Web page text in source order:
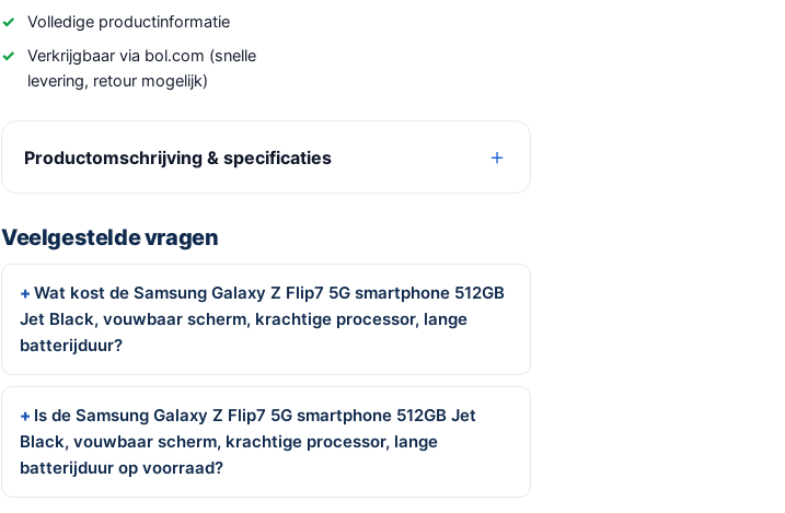
Volledige productinformatie
Verkrijgbaar via bol.com (snelle
levering, retour mogelijk)
Productomschrijving & specificaties
Veelgestelde vragen
Wat kost de Samsung Galaxy Z Flip7 5G smartphone 512GB
Jet Black, vouwbaar scherm, krachtige processor, lange
batterijduur?
Is de Samsung Galaxy Z Flip7 5G smartphone 512GB Jet
Black, vouwbaar scherm, krachtige processor, lange
batterijduur op voorraad?